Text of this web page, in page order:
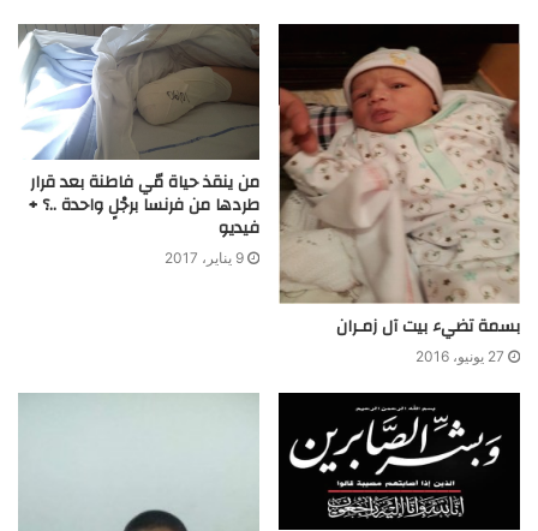
بسمة تضيء بيت آل زمـران
27 يونيو، 2016
من ينقذ حياة مّي فاطنة بعد قرار
طردها من فرنسا برجْلٍ واحدة ..؟ +
فيديو
9 يناير، 2017